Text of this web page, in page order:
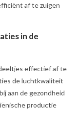
af te zuigen
in de
effectief af te
de luchtkwaliteit
aan de gezondheid
productie